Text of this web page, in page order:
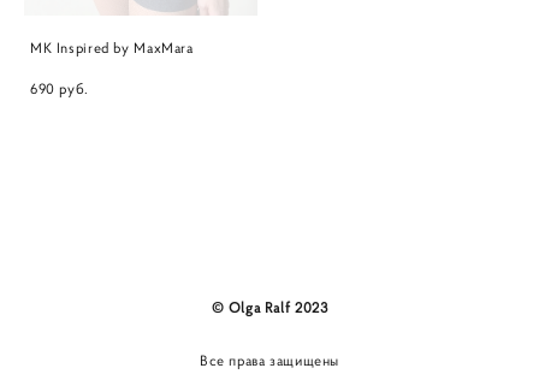
МК Inspired by MaxMara
690 pуб.
© Olga Ralf 2023
Все права защищены